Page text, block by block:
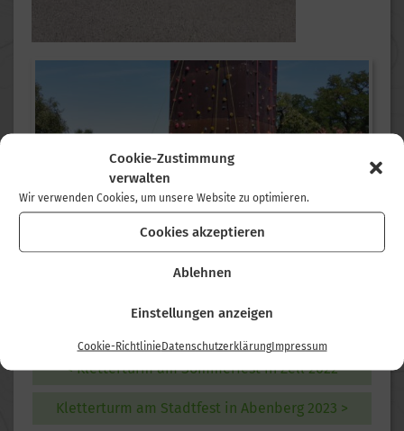
Cookie-Zustimmung
verwalten
Wir verwenden Cookies, um unsere Website zu optimieren.
Cookies akzeptieren
Ablehnen
Einstellungen anzeigen
Cookie-RichtlinieDatenschutzerklärungImpressum
< Kletterturm am Sommerfest in Zell 2022
Kletterturm am Stadtfest in Abenberg 2023 >